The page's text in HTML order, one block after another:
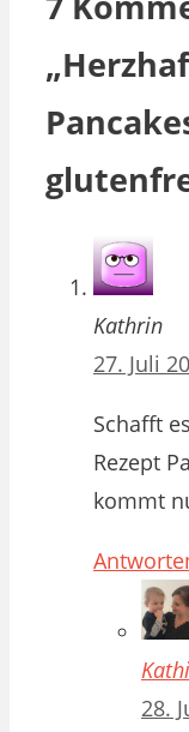
Kathrin
27. Juli
Schafft
Rezept
kommt
Kathi
28.